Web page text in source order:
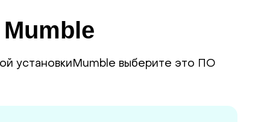
установкиMumble выберите это ПО